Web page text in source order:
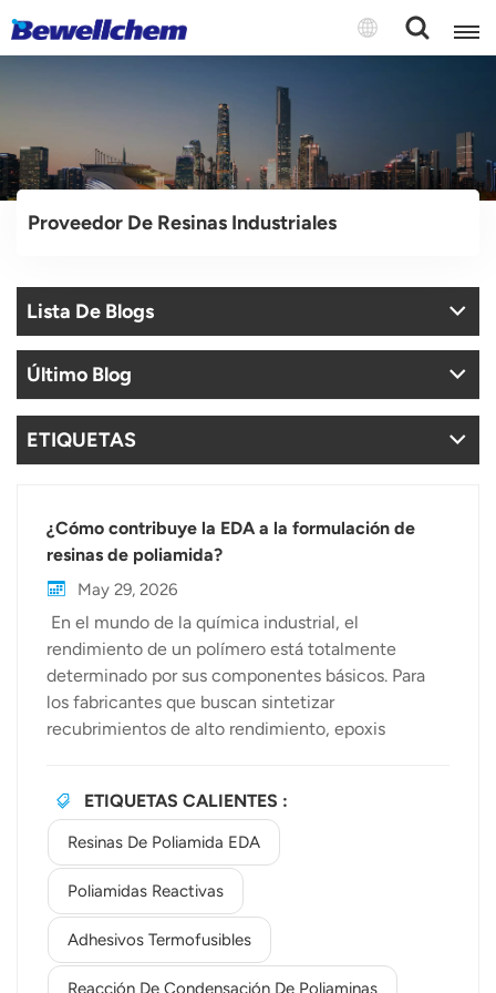
English
Русский
بالعربية
中文
Español
Proveedor De Resinas Industriales
Lista De Blogs
Último Blog
ETIQUETAS
¿Cómo contribuye la EDA a la formulación de
resinas de poliamida?
May 29, 2026
En el mundo de la química industrial, el
rendimiento de un polímero está totalmente
determinado por sus componentes básicos. Para
los fabricantes que buscan sintetizar
recubrimientos de alto rendimiento, epoxis
¿cómo se transforma exactamente esta sencilla
diamina en una potente herramienta para diversas
aplicaciones industriales? Como un proveedor de
confianza proveedor de resinas industriales,
Bewellchem Profundiza en la química que hay
detrás de la EDA y su papel indispensable en la
formulación de resinas de poliamida. La química:
ETIQUETAS CALIENTES :
Resinas De Poliamida EDA
Poliamidas Reactivas
Adhesivos Termofusibles
Reacción De Condensación De Poliaminas